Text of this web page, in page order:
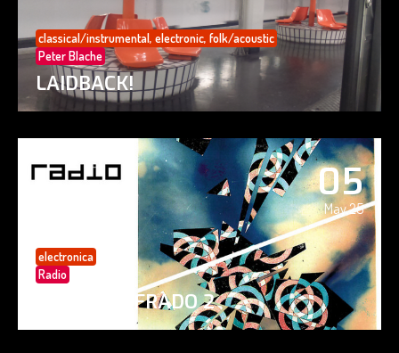
classical/instrumental, electronic, folk/acoustic
Peter Blache
LAIDBACK!
05
May 25
electronica
Radio
PAISAJE CIFRADO 2